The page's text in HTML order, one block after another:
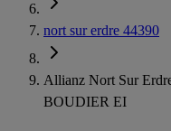
nort sur erdre 44390
Allianz Nort Sur
BOUDIER EI